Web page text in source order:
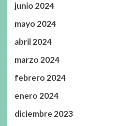
junio 2024
mayo 2024
abril 2024
marzo 2024
febrero 2024
enero 2024
diciembre 2023